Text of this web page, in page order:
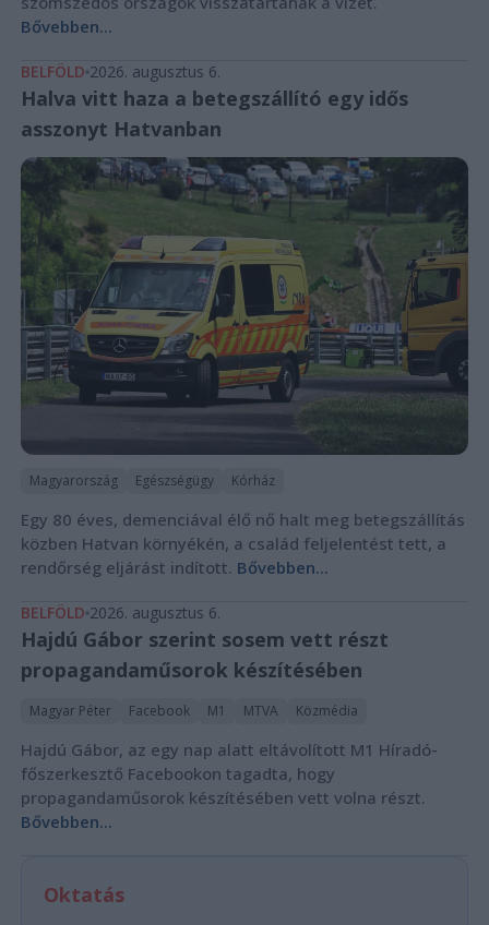
Bővebben...
BELFÖLD 2026. augusztus 6.
Halva vitt haza a betegszállító egy idős
asszonyt Hatvanban
Magyarország Egészségügy Kórház
Egy 80 éves, demenciával élő nő halt meg betegszállítás
közben Hatvan környékén, a család feljelentést tett, a
rendőrség eljárást indított. Bővebben...
BELFÖLD 2026. augusztus 6.
Hajdú Gábor szerint sosem vett részt
propagandaműsorok készítésében
Magyar Péter Facebook M1 MTVA Közmédia
Hajdú Gábor, az egy nap alatt eltávolított M1 Híradó-
főszerkesztő Facebookon tagadta, hogy
propagandaműsorok készítésében vett volna részt.
Bővebben...
Oktatás